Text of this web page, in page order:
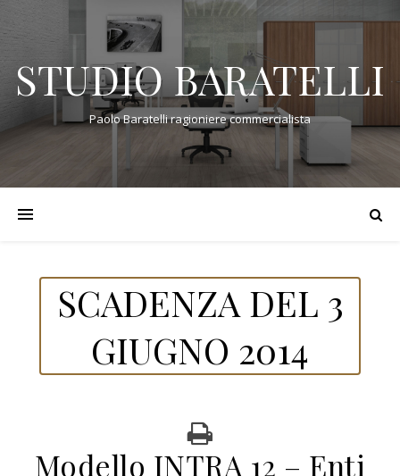
STUDIO BARATELLI
Paolo Baratelli ragioniere commercialista
SCADENZA DEL 3
GIUGNO 2014
Modello INTRA 12 – Enti